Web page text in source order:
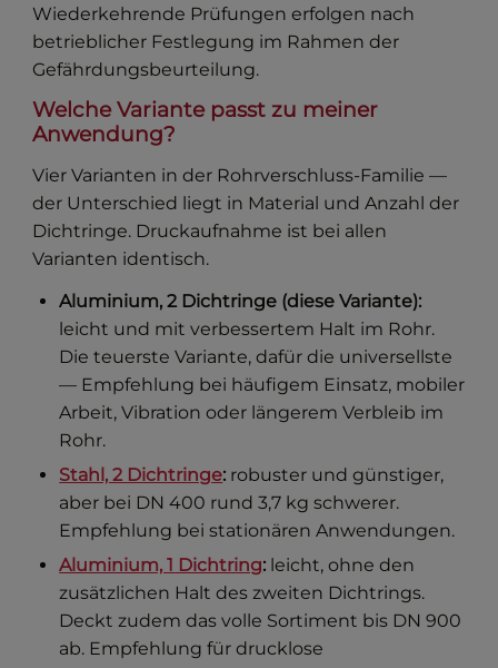
Wiederkehrende Prüfungen erfolgen nach
betrieblicher Festlegung im Rahmen der
Gefährdungsbeurteilung.
Welche Variante passt zu meiner
Anwendung?
Vier Varianten in der Rohrverschluss-Familie —
der Unterschied liegt in Material und Anzahl der
Dichtringe. Druckaufnahme ist bei allen
Varianten identisch.
Aluminium, 2 Dichtringe (diese Variante):
leicht und mit verbessertem Halt im Rohr.
Die teuerste Variante, dafür die universellste
— Empfehlung bei häufigem Einsatz, mobiler
Arbeit, Vibration oder längerem Verbleib im
Rohr.
Stahl, 2 Dichtringe: robuster und günstiger,
aber bei DN 400 rund 3,7 kg schwerer.
Empfehlung bei stationären Anwendungen.
Aluminium, 1 Dichtring: leicht, ohne den
zusätzlichen Halt des zweiten Dichtrings.
Deckt zudem das volle Sortiment bis DN 900
ab. Empfehlung für drucklose